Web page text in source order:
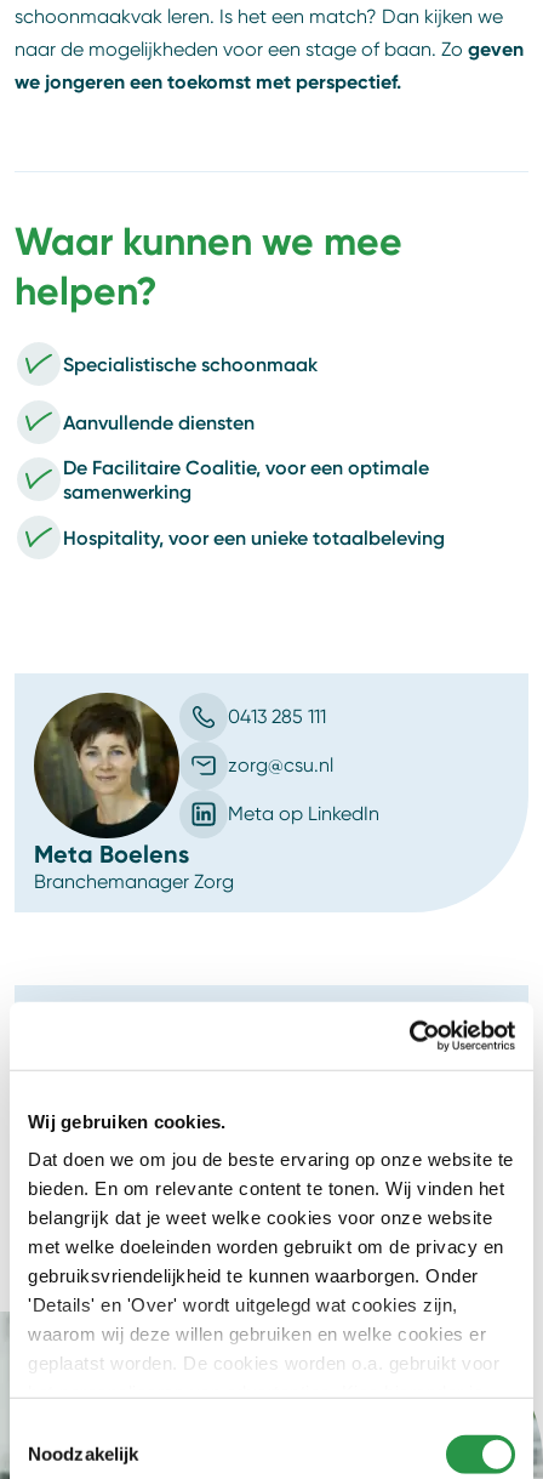
Wij gebruiken cookies.
Dat doen we om jou de beste ervaring op onze website te
bieden. En om relevante content te tonen. Wij vinden het
belangrijk dat je weet welke cookies voor onze website
met welke doeleinden worden gebruikt om de privacy en
gebruiksvriendelijkheid te kunnen waarborgen. Onder
'Details' en 'Over' wordt uitgelegd wat cookies zijn,
waarom wij deze willen gebruiken en welke cookies er
geplaatst worden. De cookies worden o.a. gebruikt voor
Noodzakelijk
schoonmaakvak leren. Is het een match? Dan kijken we
naar de mogelijkheden voor een stage of baan. Zo geven
we jongeren een toekomst met perspectief.
Waar kunnen we mee
helpen?
Specialistische schoonmaak
Aanvullende diensten
De Facilitaire Coalitie, voor een optimale
samenwerking
Hospitality, voor een unieke totaalbeleving
0413 285 111
zorg@csu.nl
Meta op LinkedIn
Meta Boelens
Branchemanager Zorg
zorg@csu.nl
Judith van den Berghe
Branchemanager Zorg